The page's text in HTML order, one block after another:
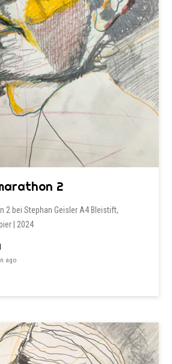
2
2 bei Stephan Geisler A4 Bleistift,
| 2024
ago